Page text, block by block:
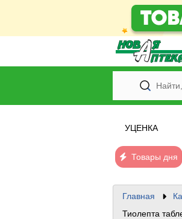
УЦЕНКА
Товары дня
Главная
Тиолепта